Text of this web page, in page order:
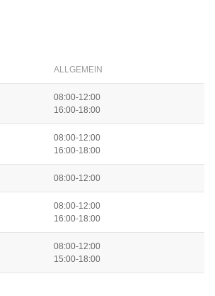
ALLGEMEIN
08:00-12:00
16:00-18:00
08:00-12:00
16:00-18:00
08:00-12:00
08:00-12:00
16:00-18:00
08:00-12:00
15:00-18:00